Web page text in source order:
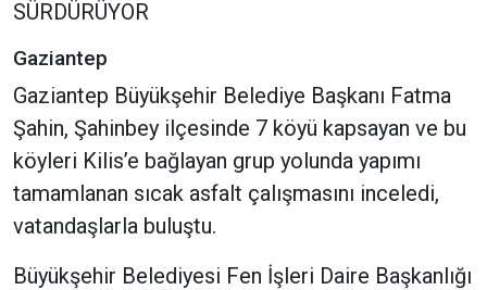
SÜRDÜRÜYOR
Gaziantep
Gaziantep Büyükşehir Belediye Başkanı Fatma
Şahin, Şahinbey ilçesinde 7 köyü kapsayan ve bu
köyleri Kilis’e bağlayan grup yolunda yapımı
tamamlanan sıcak asfalt çalışmasını inceledi,
vatandaşlarla buluştu.
Büyükşehir Belediyesi Fen İşleri Daire Başkanlığı